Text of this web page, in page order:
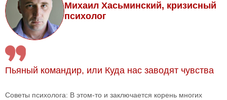
Михаил Хасьминский, кризисный
психолог
Пьяный командир, или Куда нас заводят чувства
Советы психолога: В этом-то и заключается корень многих